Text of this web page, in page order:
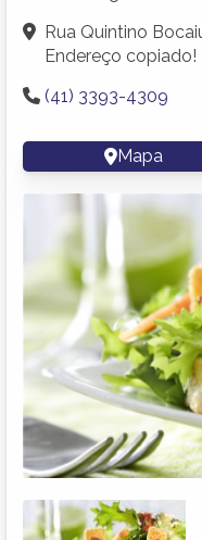
Rua Quintino
Endereço copiado!
(41) 3393-4309
Mapa